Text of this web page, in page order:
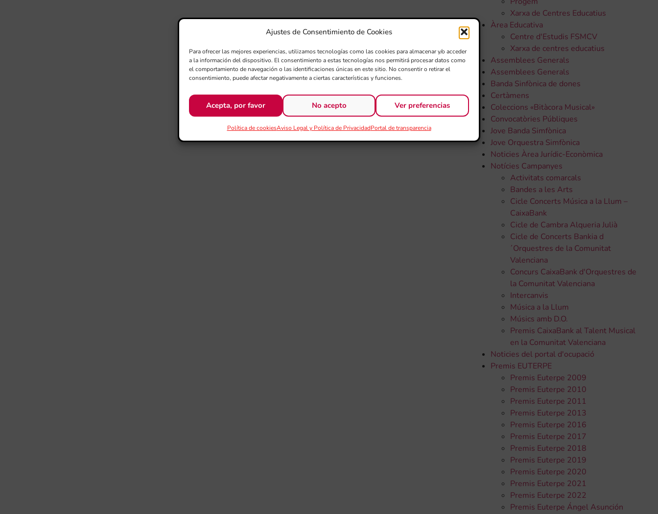
Ajustes de Consentimiento de Cookies
Para ofrecer las mejores experiencias, utilizamos tecnologías como las cookies para almacenar y/o acceder
a la información del dispositivo. El consentimiento a estas tecnologías nos permitirá procesar datos como
el comportamiento de navegación o las identificaciones únicas en este sitio. No consentir o retirar el
consentimiento, puede afectar negativamente a ciertas características y funciones.
Acepta, por favor No acepto Ver preferencias
Política de cookiesAviso Legal y Política de PrivacidadPortal de transparencia
Xarxa de Centres Educatius
Àrea Educativa
Centre d'Estudis FSMCV
Xarxa de centres educatius
Assemblees Generals
Assemblees Generals
Banda Sinfònica de dones
Certàmens
Coleccions «Bitàcora Musical»
Convocatòries Públiques
Jove Banda Simfònica
Jove Orquestra Simfònica
Noticies Àrea Jurídic-Econòmica
Notícies Campanyes
Activitats comarcals
Bandes a les Arts
Cicle Concerts Música a la Llum –
CaixaBank
Cicle de Cambra Alqueria Julià
Cicle de Concerts Bankia d
´Orquestres de la Comunitat
Valenciana
Concurs CaixaBank d'Orquestres de
la Comunitat Valenciana
Intercanvis
Música a la Llum
Músics amb D.O.
Premis CaixaBank al Talent Musical
en la Comunitat Valenciana
Noticies del portal d'ocupació
Premis EUTERPE
Premis Euterpe 2009
Premis Euterpe 2010
Premis Euterpe 2011
Premis Euterpe 2013
Premis Euterpe 2016
Premis Euterpe 2017
Premis Euterpe 2018
Premis Euterpe 2019
Premis Euterpe 2020
Premis Euterpe 2021
Premis Euterpe 2022
Premis Euterpe Ángel Asunción